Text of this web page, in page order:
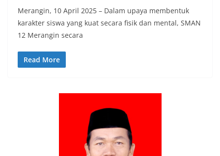
Merangin, 10 April 2025 – Dalam upaya membentuk
karakter siswa yang kuat secara fisik dan mental, SMAN
12 Merangin secara
Read More